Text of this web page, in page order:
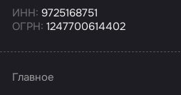
ИНН: 9725168751
ОГРН: 1247700614402
Главное